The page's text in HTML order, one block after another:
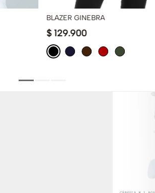
BLAZER GINEBRA
$ 129.900